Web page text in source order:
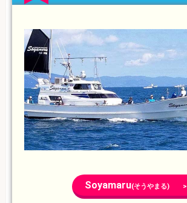
Soyamaru(そうやまる) >